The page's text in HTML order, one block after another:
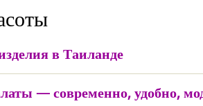
в Таиланде
— современно, удобно,